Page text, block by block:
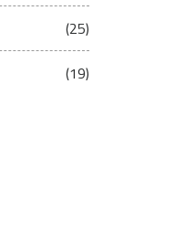
(25)
(19)